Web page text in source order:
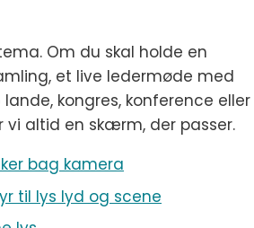
Om du skal holde en
et live ledermøde med
kongres, konference eller
vi altid en skærm, der passer.